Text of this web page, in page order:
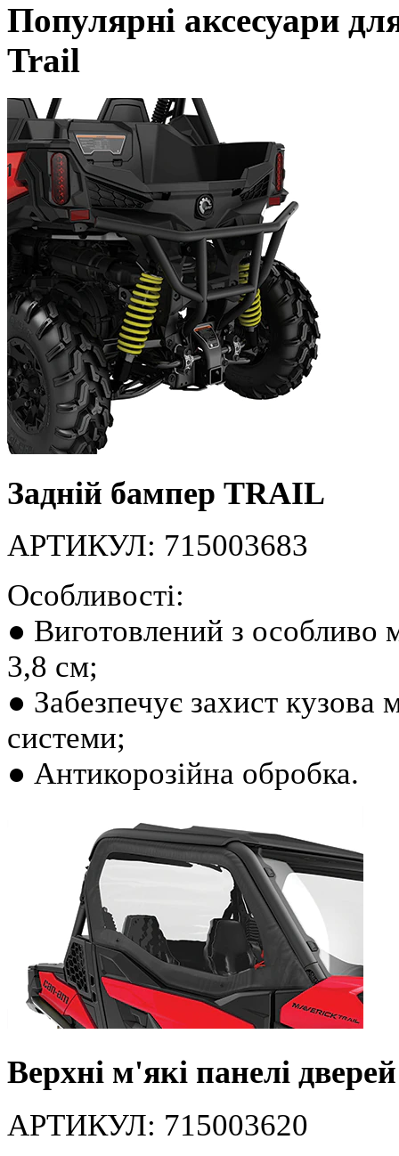
Популярні аксесуари
Trail
Задній бампер TRAIL
АРТИКУЛ: 715003683
Особливості:
● Виготовлений з особливо
3,8 см;
● Забезпечує захист кузова
системи;
● Антикорозійна обробка.
Верхні м'які панелі дверей
АРТИКУЛ: 715003620